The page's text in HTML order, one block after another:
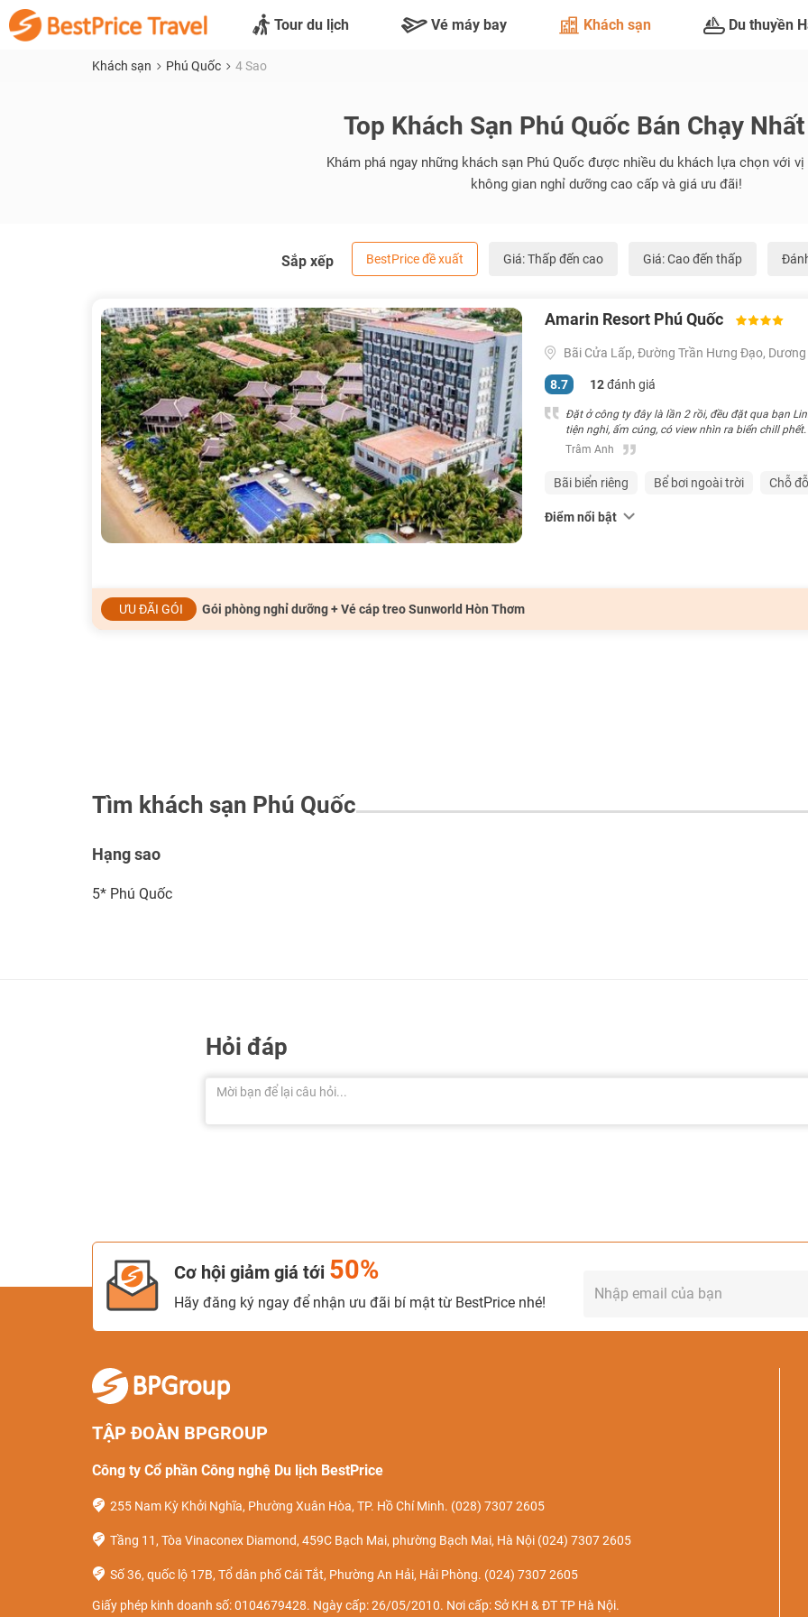
Tour du lịch Vé máy bay Khách sạn Du thuyền
Khách sạn Phú Quốc 4 Sao
Top Khách Sạn Phú Quốc Bán Chạy
Khám phá ngay những khách sạn Phú Quốc được nhiều du khách lựa chọn với
không gian nghỉ dưỡng cao cấp và giá ưu đãi!
Sắp xếp BestPrice đề xuất Giá: Thấp đến cao Giá: Cao đến thấp
Amarin Resort Phú Quốc
Bãi Cửa Lấp, Đường Trần Hưng Đạo, Dương
8.7 12đánh giá
Đặt ở công ty đây là lần 2 rồi, đều đặt qua bạn
tiện nghi, ấm cúng, có view nhìn ra biển chill phết. Lúc mình đi thì trộm vía thời tiết đẹp, bãi biển sạch không
đông người lắm nên thoải mái chơi.
Trâm Anh
Bãi biển riêng Bể bơi ngoài trời Chỗ
Điểm nổi bật
ƯU ĐÃI GÓI Gói phòng nghỉ dưỡng + Vé cáp treo Sunworld Hòn Thơm
Tìm khách sạn Phú Quốc
Hạng sao
5* Phú Quốc
Hỏi đáp
Cơ hội giảm giá tới 50%
Hãy đăng ký ngay để nhận ưu đãi bí mật từ BestPrice nhé!
TẬP ĐOÀN BPGROUP
Công ty Cổ phần Công nghệ Du lịch BestPrice
255 Nam Kỳ Khởi Nghĩa, Phường Xuân Hòa, TP. Hồ Chí Minh. (028) 7307 2605
Tầng 11, Tòa Vinaconex Diamond, 459C Bạch Mai, phường Bạch Mai, Hà Nội (024) 7307 2605
Số 36, quốc lộ 17B, Tổ dân phố Cái Tắt, Phường An Hải, Hải Phòng. (024) 7307 2605
Giấy phép kinh doanh số: 0104679428. Ngày cấp: 26/05/2010. Nơi cấp: Sở KH & ĐT TP Hà Nội.
TƯ VẤN NGAY
TƯ VẤN NGAY
TƯ VẤN NGAY
NHẬN ƯU ĐÃI NGAY
TƯ VẤN NGAY